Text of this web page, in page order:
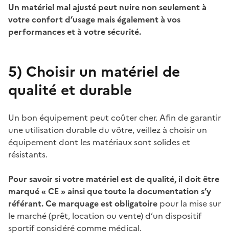
Un matériel mal ajusté peut nuire non seulement à
votre confort d’usage mais également à vos
performances et à votre sécurité.
5) Choisir un matériel de
qualité et durable
Un bon équipement peut coûter cher. Afin de garantir
une utilisation durable du vôtre, veillez à choisir un
équipement dont les matériaux sont solides et
résistants.
Pour savoir si votre matériel est de qualité, il doit être
marqué « CE » ainsi que toute la documentation s’y
référant. Ce marquage est obligatoire pour la mise sur
le marché (prêt, location ou vente) d’un dispositif
sportif considéré comme médical.